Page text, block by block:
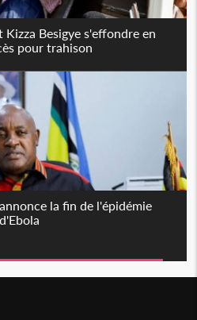
Kizza Besigye s'effondre en
pour trahison
la fin de l'épidémie
d'Ebola